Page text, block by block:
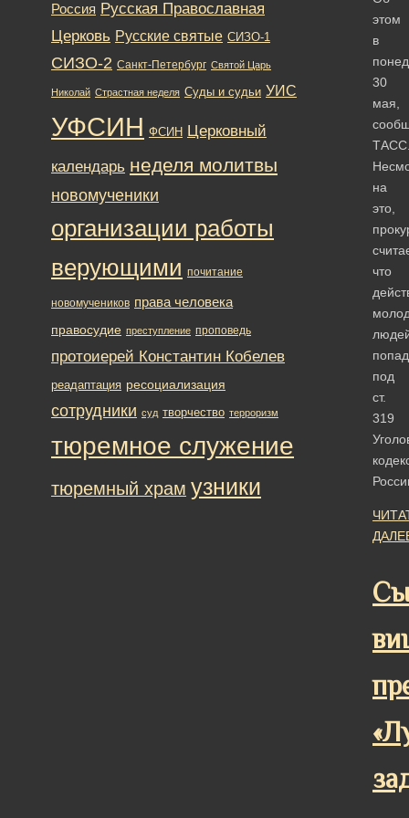
этом
в
30
мая,
на
это,
что
под
ст.
319
Россия Русская Православная
Церковь Русские святые СИЗО-1
СИЗО-2 Санкт-Петербург Святой Царь
Николай Страстная неделя Суды и судьи УИС
УФСИН ФСИН Церковный
календарь неделя молитвы
новомученики
организации работы
верующими почитание
новомучеников права человека
правосудие преступление проповедь
протоиерей Константин Кобелев
реадаптация ресоциализация
сотрудники суд творчество терроризм
тюремное служение
тюремный храм узники